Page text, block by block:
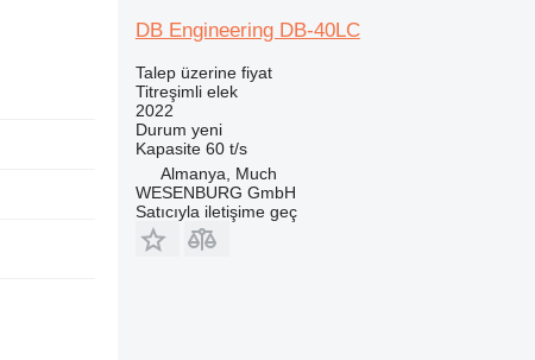
DB Engineering DB-40LC
Talep üzerine fiyat
Titreşimli elek
2022
Durum yeni
Kapasite 60 t/s
Almanya, Much
WESENBURG GmbH
Satıcıyla iletişime geç